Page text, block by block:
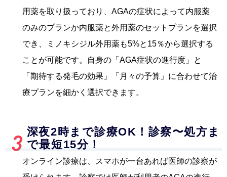
用薬を取り扱っており、AGAの症状によって内服薬
のみのプランか内服薬と外用薬のセットプランを選択
でき、ミノキシジル外用薬も5%と15％から選択する
ことが可能です。自身の「AGA症状の進行度」と
「期待する発毛の効果」「月々の予算」に合わせて治
療プランを細かく選択できます。
深夜2時まで診療OK！診察〜処方ま
で最短15分！
オンライン診療は、スマホが一台あれば医師の診察が